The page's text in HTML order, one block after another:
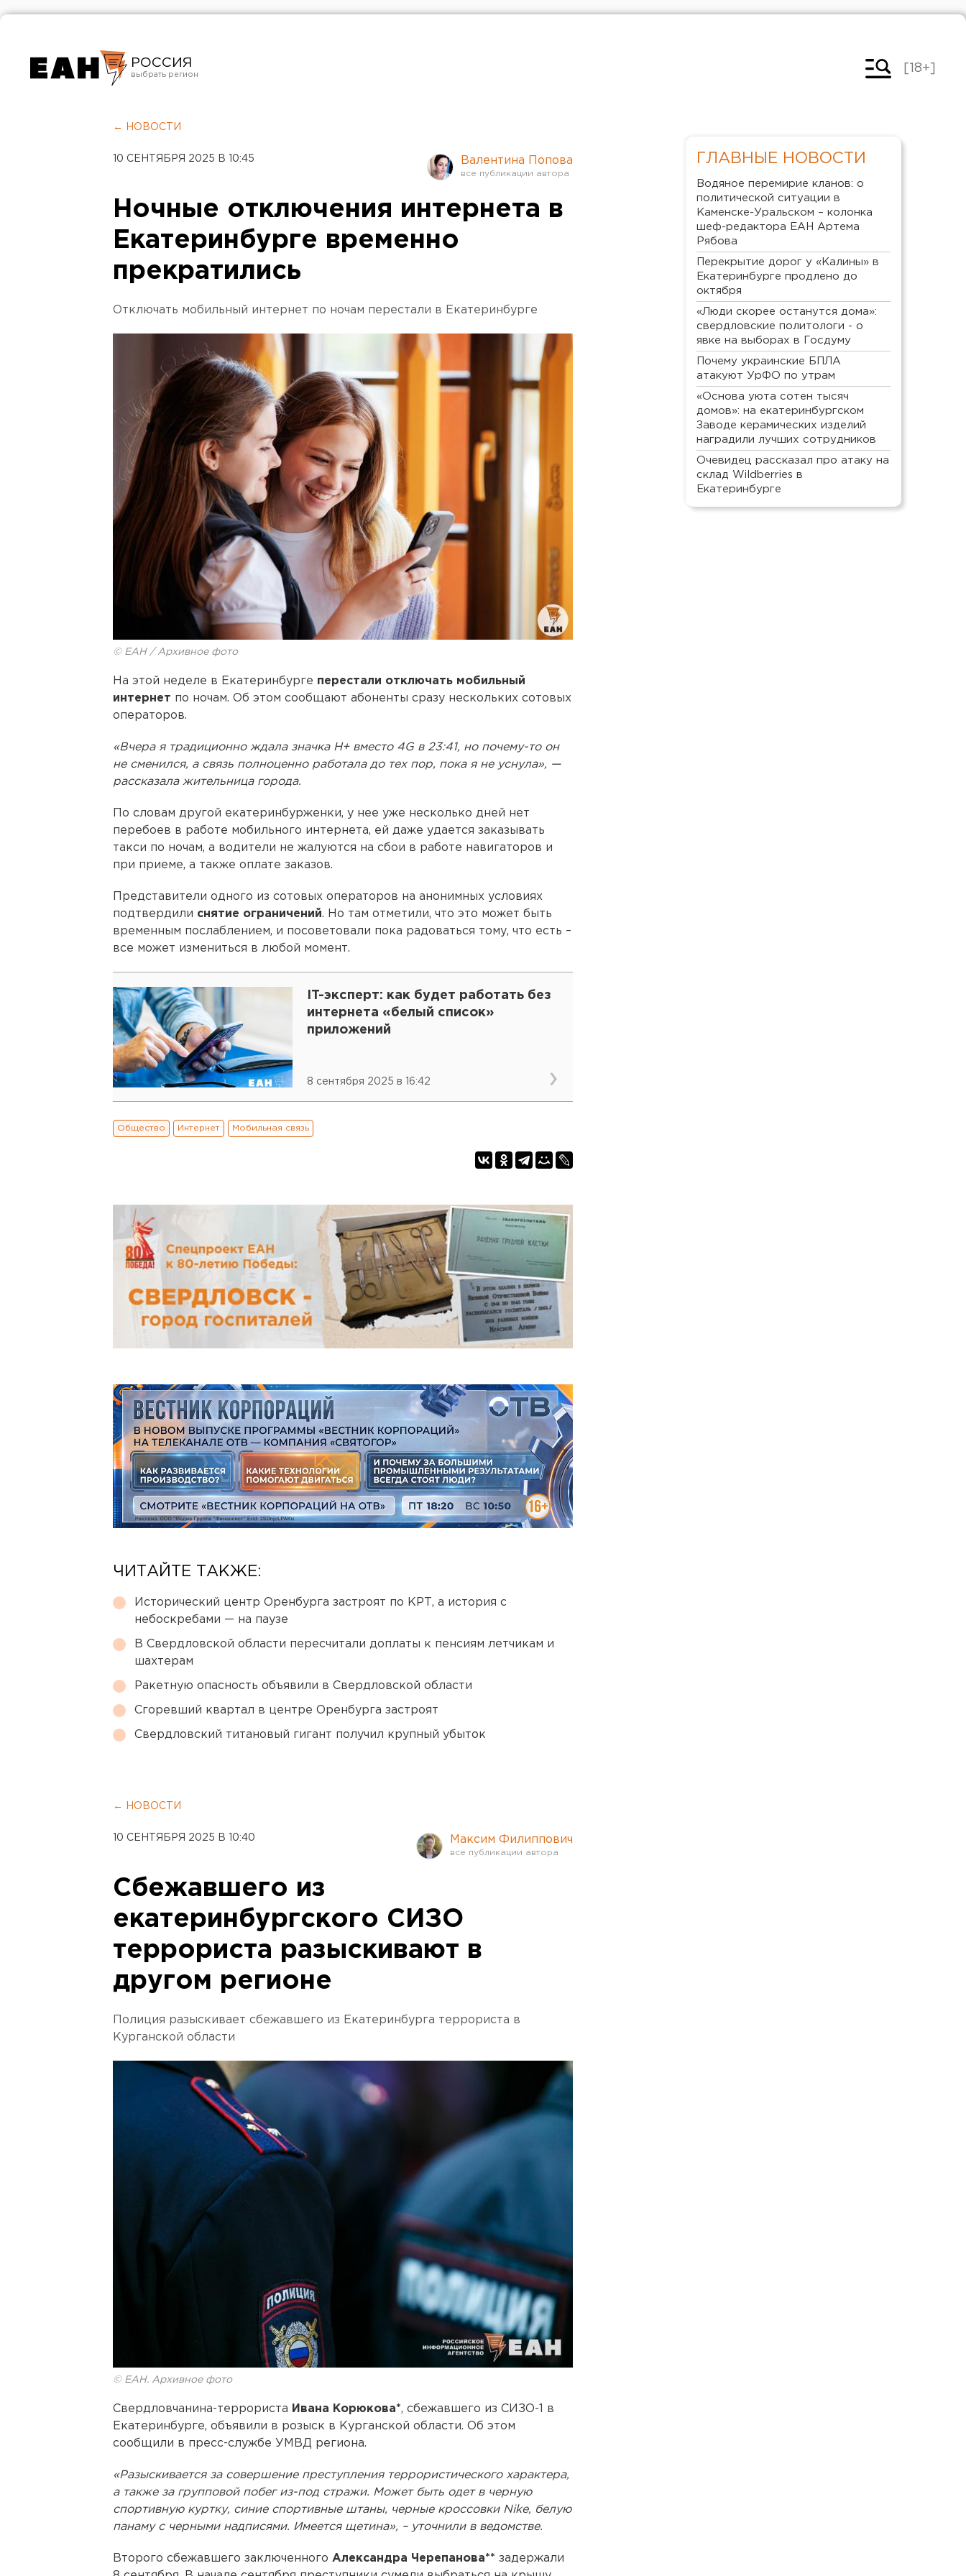
РОССИЯ
Челябинск
[18+]
← НОВОСТИ
10 СЕНТЯБРЯ 2025 В 10:45 Валентина Попова
Ночные отключения интернета в
Екатеринбурге временно
прекратились
Отключать мобильный интернет по ночам перестали в Екатеринбурге
© ЕАН / Архивное фото
На этой неделе в Екатеринбурге перестали отключать мобильный
интернет по ночам. Об этом сообщают абоненты сразу нескольких сотовых
операторов.
«Вчера я традиционно ждала значка H+ вместо 4G в 23:41, но почему-то он
не сменился, а связь полноценно работала до тех пор, пока я не уснула», —
рассказала жительница города.
По словам другой екатеринбурженки, у нее уже несколько дней нет
перебоев в работе мобильного интернета, ей даже удается заказывать
такси по ночам, а водители не жалуются на сбои в работе навигаторов и
при приеме, а также оплате заказов.
Представители одного из сотовых операторов на анонимных условиях
подтвердили снятие ограничений. Но там отметили, что это может быть
временным послаблением, и посоветовали пока радоваться тому, что есть –
все может измениться в любой момент.
IT-эксперт: как будет работать без
интернета «белый список»
приложений
8 сентября 2025 в 16:42
Общество Интернет Мобильная связь
ЧИТАЙТЕ ТАКЖЕ:
Исторический центр Оренбурга застроят по КРТ, а история с
небоскребами — на паузе
В Свердловской области пересчитали доплаты к пенсиям летчикам и
шахтерам
Ракетную опасность объявили в Свердловской области
Сгоревший квартал в центре Оренбурга застроят
Свердловский титановый гигант получил крупный убыток
← НОВОСТИ
10 СЕНТЯБРЯ 2025 В 10:40 Максим Филиппович
Сбежавшего из
екатеринбургского СИЗО
террориста разыскивают в
другом регионе
Полиция разыскивает сбежавшего из Екатеринбурга террориста в
Курганской области
© ЕАН. Архивное фото
Свердловчанина-террориста Ивана Корюкова*, сбежавшего из СИЗО-1 в
Екатеринбурге, объявили в розыск в Курганской области. Об этом
сообщили в пресс-службе УМВД региона.
«Разыскивается за совершение преступления террористического характера,
а также за групповой побег из-под стражи. Может быть одет в черную
спортивную куртку, синие спортивные штаны, черные кроссовки Nike, белую
панаму с черными надписями. Имеется щетина», – уточнили в ведомстве.
Второго сбежавшего заключенного Александра Черепанова** задержали
ГЛАВНЫЕ НОВОСТИ
Водяное перемирие кланов: о
политической ситуации в
Каменске-Уральском – колонка
шеф-редактора ЕАН Артема
Рябова
Перекрытие дорог у «Калины» в
Екатеринбурге продлено до
октября
«Люди скорее останутся дома»:
свердловские политологи - о
явке на выборах в Госдуму
Почему украинские БПЛА
атакуют УрФО по утрам
«Основа уюта сотен тысяч
домов»: на екатеринбургском
Заводе керамических изделий
наградили лучших сотрудников
Очевидец рассказал про атаку на
склад Wildberries в
Екатеринбурге